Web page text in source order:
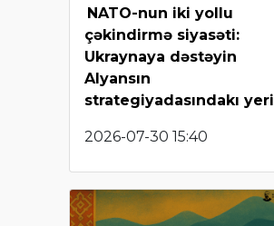
NATO-nun iki yollu
çəkindirmə siyasəti:
Ukraynaya dəstəyin
Alyansın
strategiyadasındakı yeri
2026-07-30 15:40